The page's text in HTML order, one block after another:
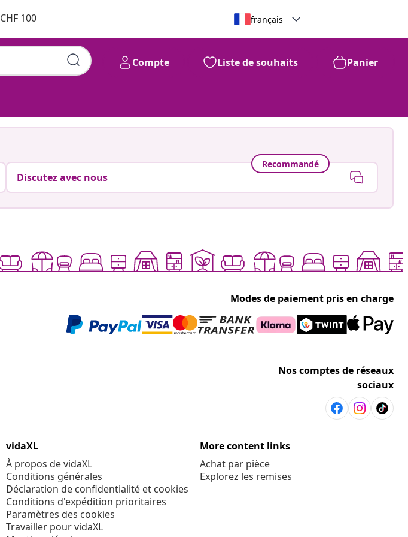
100 français
Compte Liste de souhaits Panier
Recommandé
Discutez avec nous
Modes de paiement pris en charge
Nos comptes de réseaux
sociaux
vidaXL
À propos de vidaXL
Conditions générales
Déclaration de confidentialité et cookies
Conditions d'expédition prioritaires
Paramètres des cookies
Travailler pour vidaXL
More content links
Achat par pièce
Explorez les remises